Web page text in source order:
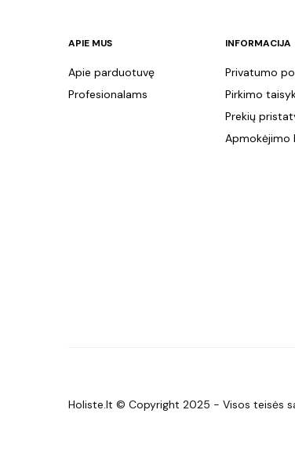
APIE MUS
Apie parduotuvę
Profesionalams
INFORMACIJA
Privatumo
Pirkimo
Prekių
Apmokėjimo
Holiste.lt © Copyright 2025 - Visos teisės